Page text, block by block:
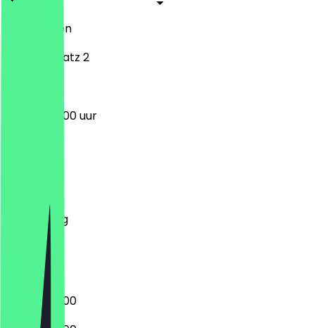
Aken
Bahnhofplatz 2
07:30 - 20:00 uur
Woensdag
Donderdag
Vrijdag
Zaterdag
Zondag
07:30 - 20:00